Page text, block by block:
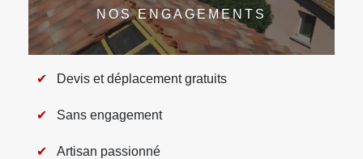
NOS ENGAGEMENTS
Devis et déplacement gratuits
Sans engagement
Artisan passionné